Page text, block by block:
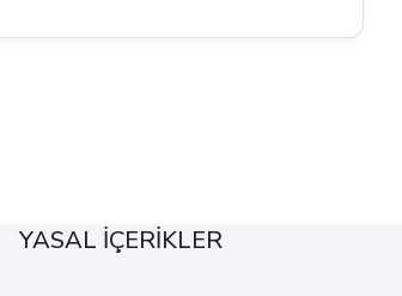
YASAL İÇERİKLER